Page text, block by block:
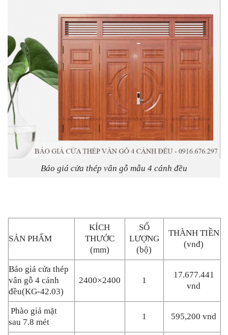
Báo giá cửa thép vân gỗ mẫu 4 cánh đều
SẢN PHẨM
KÍCH
THƯỚC
(mm)
SỐ
LƯỢNG
(bộ)
THÀNH TIỀN
(vnđ)
Báo giá cửa thép
vân gỗ 4 cánh
đều(KG-42.03)
2400×2400 1
17.677.441
vnd
Phào giả mặt
sau 7.8 mét
1 595,200 vnd